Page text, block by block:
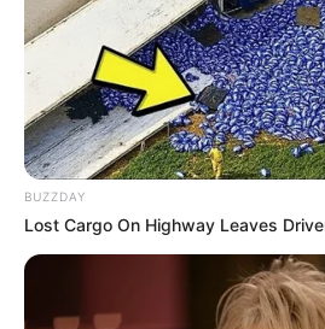
Suara dan wajah adalah kekuatannya.
Ahli dalam menirukan Gowon saat
Ia berpikir poin menawannya adalah
wajah dan suaranya.
Sangat menyukai makanan yang
Ia menikmati makan sendirian.
Menyukai segala sesuatu yang
BUZZDAY
Lost Cargo On Highway Leaves